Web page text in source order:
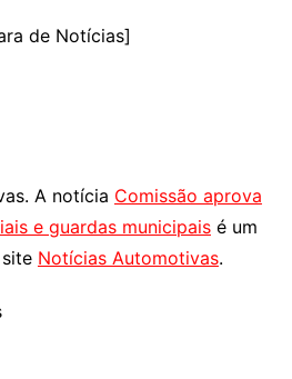
de Notícias]
A notícia Comissão aprova
e guardas municipaisé um
Notícias Automotivas.